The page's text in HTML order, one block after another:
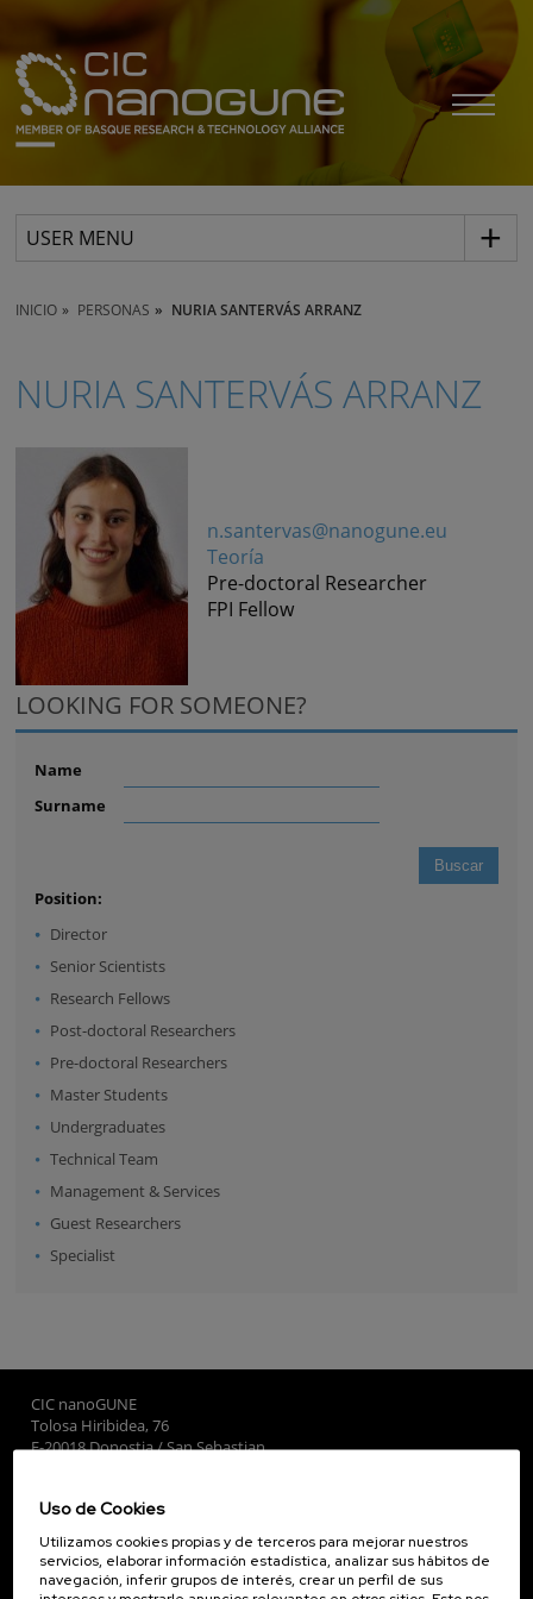
USER MENU
INICIO PERSONAS NURIA SANTERVÁS ARRANZ
NURIA SANTERVÁS ARRANZ
n.santervas@nanogune.eu
Teoría
Pre-doctoral Researcher
FPI Fellow
LOOKING FOR SOMEONE?
Name
Surname
Position:
Director
Senior Scientists
Research Fellows
Post-doctoral Researchers
Pre-doctoral Researchers
Master Students
Undergraduates
Technical Team
Management & Services
Guest Researchers
Specialist
CIC nanoGUNE
Tolosa Hiribidea, 76
E-20018 Donostia / San Sebastian
Subscribe to our Newsletter
nanoGUNE
Uso de Cookies
Utilizamos cookies propias y de terceros para mejorar nuestros
servicios, elaborar información estadística, analizar sus hábitos de
navegación, inferir grupos de interés, crear un perfil de sus